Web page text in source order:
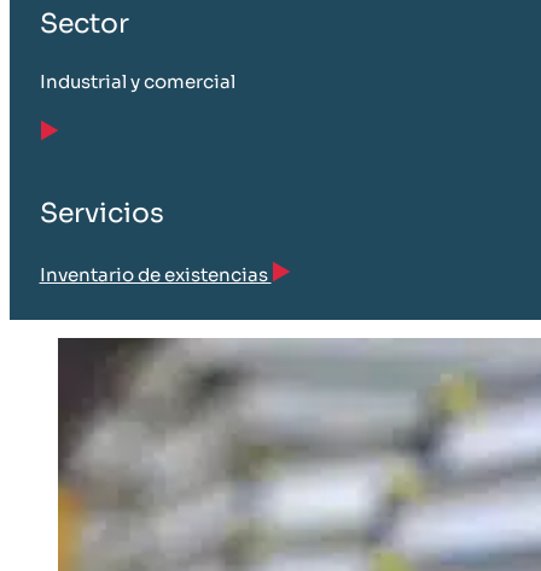
Sector
Industrial y comercial
Servicios
Inventario de existencias